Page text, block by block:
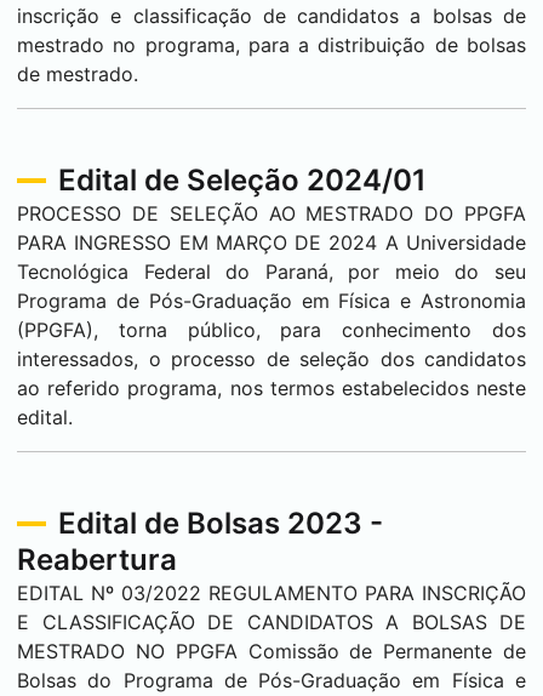
inscrição e classificação de candidatos a bolsas de
mestrado no programa, para a distribuição de bolsas
de mestrado.
Edital de Seleção 2024/01
PROCESSO DE SELEÇÃO AO MESTRADO DO PPGFA
PARA INGRESSO EM MARÇO DE 2024 A Universidade
Tecnológica Federal do Paraná, por meio do seu
Programa de Pós-Graduação em Física e Astronomia
(PPGFA), torna público, para conhecimento dos
interessados, o processo de seleção dos candidatos
ao referido programa, nos termos estabelecidos neste
edital.
Edital de Bolsas 2023 -
Reabertura
EDITAL Nº 03/2022 REGULAMENTO PARA INSCRIÇÃO
E CLASSIFICAÇÃO DE CANDIDATOS A BOLSAS DE
MESTRADO NO PPGFA Comissão de Permanente de
Bolsas do Programa de Pós-Graduação em Física e